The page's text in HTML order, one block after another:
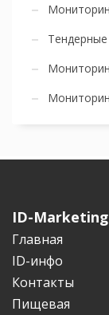
Тендерные
ID-Marketing
Главная
ID-инфо
Контакты
Пищевая